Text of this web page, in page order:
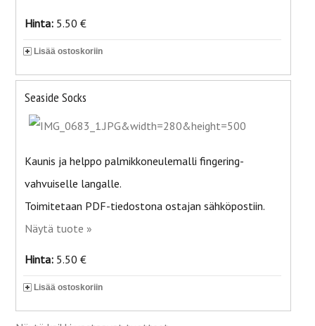
Hinta: 5.50 €
Lisää ostoskoriin
Seaside Socks
Kaunis ja helppo palmikkoneulemalli fingering-
vahvuiselle langalle.
Toimitetaan PDF-tiedostona ostajan sähköpostiin.
Näytä tuote »
Hinta: 5.50 €
Lisää ostoskoriin